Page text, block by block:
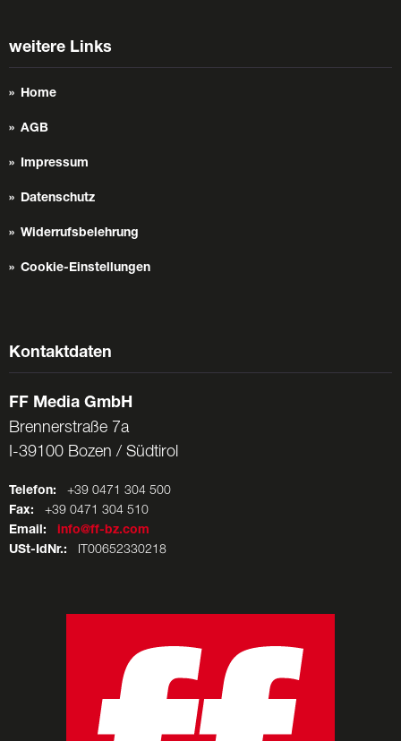
weitere Links
Home
AGB
Impressum
Datenschutz
Widerrufsbelehrung
Cookie-Einstellungen
Kontaktdaten
FF Media GmbH
Brennerstraße 7a
I-39100 Bozen / Südtirol
Telefon: +39 0471 304 500
Fax: +39 0471 304 510
Email:
info@ff-bz.com
USt-IdNr.: IT00652330218